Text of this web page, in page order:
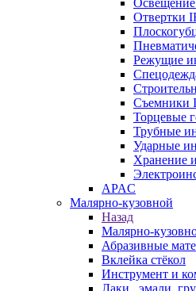
Отвертки
Режущие
Съемники
Торцевые
Трубные
Ударные
Хранение
APAC
Малярно-кузовной
Назад
Малярно-
Абразивные
Вклейка стёкол
Инструмент и
Лаки , эмали,